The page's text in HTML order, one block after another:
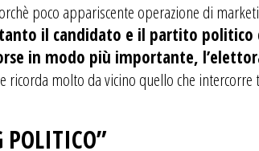
poco appariscente operazione di
il candidato e il partito politico
in modo più importante,
ricorda molto da vicino quello che